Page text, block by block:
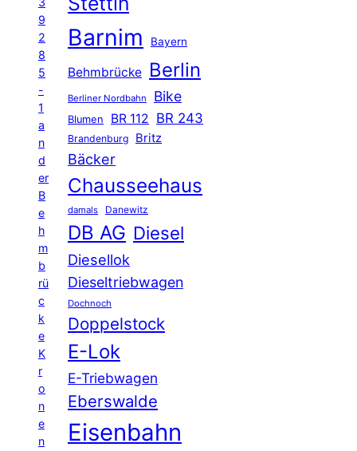
9
2
8
5
-
1
a
n
d
er
B
e
h
m
b
rü
c
k
e
K
r
o
n
e
n
Barnim Bayern
Behmbrücke Berlin
Berliner Nordbahn Bike
Blumen BR 112 BR 243
Brandenburg Britz
Bäcker
Chausseehaus
damals Danewitz
DB AG Diesel
Diesellok
Dieseltriebwagen
Dochnoch
Doppelstock
E-Lok
E-Triebwagen
Eberswalde
Eisenbahn